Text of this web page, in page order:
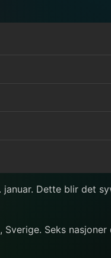
Dette blir det
Seks